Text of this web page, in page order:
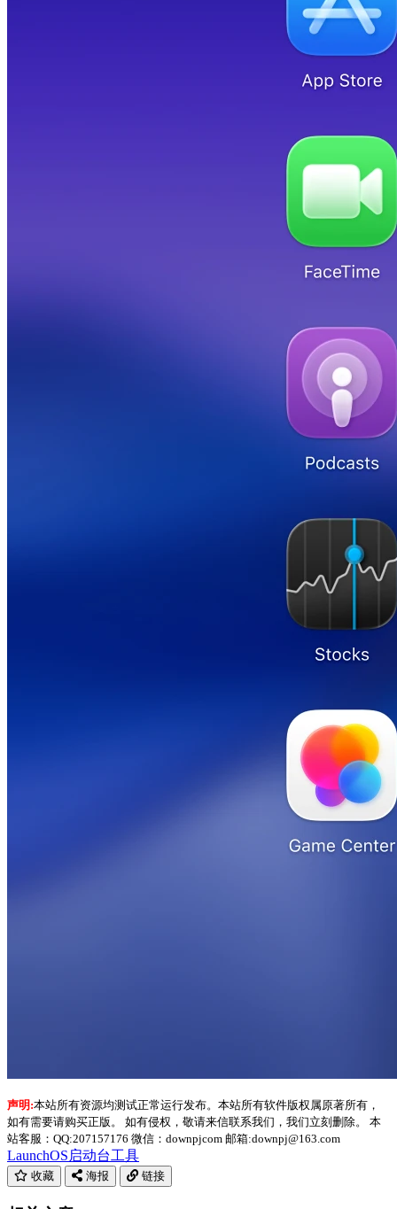
声明:本站所有资源均测试正常运行发布。本站所有软件版权属原著所有，
如有需要请购买正版。 如有侵权，敬请来信联系我们，我们立刻删除。 本
站客服：QQ:207157176 微信：downpjcom 邮箱:downpj@163.com
LaunchOS 启动台工具
收藏 海报 链接